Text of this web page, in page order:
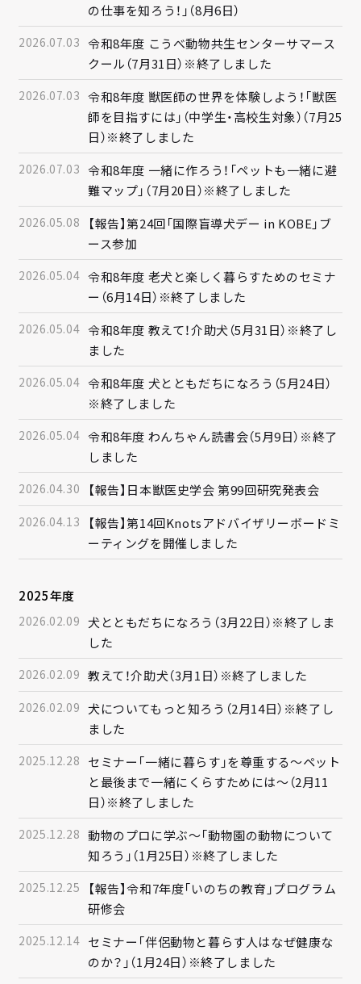
の仕事を知ろう！」（8月6日）
2026.07.03 令和8年度 こうべ動物共生センターサマース
クール（7月31日）※終了しました
2026.07.03 令和8年度 獣医師の世界を体験しよう！「獣医
師を目指すには」（中学生・高校生対象）（7月25
日）※終了しました
2026.07.03 令和8年度 一緒に作ろう！「ペットも一緒に避
難マップ」（7月20日）※終了しました
2026.05.08
【報告】第24回「国際盲導犬デー in KOBE」ブ
ース参加
2026.05.04 令和8年度 老犬と楽しく暮らすためのセミナ
ー（6月14日）※終了しました
2026.05.04 令和8年度 教えて！介助犬（5月31日）※終了し
ました
2026.05.04 令和8年度 犬とともだちになろう（5月24日）
※終了しました
2026.05.04 令和8年度 わんちゃん読書会（5月9日）※終了
しました
2026.04.30 【報告】日本獣医史学会 第99回研究発表会
2026.04.13
【報告】第14回Knotsアドバイザリーボードミ
ーティングを開催しました
2025年度
2026.02.09 犬とともだちになろう（3月22日）※終了しま
した
2026.02.09 教えて！介助犬（3月1日）※終了しました
2026.02.09 犬についてもっと知ろう（2月14日）※終了し
ました
2025.12.28 セミナー「一緒に暮らす」を尊重する～ペット
と最後まで一緒にくらすためには～（2月11
日）※終了しました
2025.12.28 動物のプロに学ぶ～「動物園の動物について
知ろう」（1月25日）※終了しました
2025.12.25
【報告】令和7年度「いのちの教育」プログラム
研修会
2025.12.14 セミナー「伴侶動物と暮らす人はなぜ健康な
のか？」（1月24日）※終了しました